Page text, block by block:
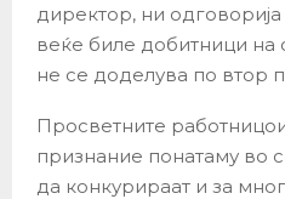
директор, ни
веќе биле добитници на
не се доделува по втор
Просветните
признание понатаму во
да конкурираат и за